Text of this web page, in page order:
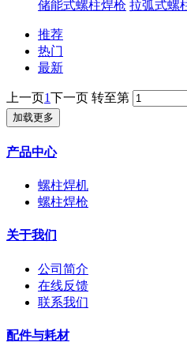
储能式螺柱焊枪 拉弧式螺
推荐
热门
最新
上一页1下一页 转至第
加载更多
产品中心
螺柱焊机
螺柱焊枪
关于我们
公司简介
在线反馈
联系我们
配件与耗材